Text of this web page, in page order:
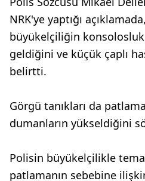
NRK'ye yaptığı
büyükelçiliğin
geldiğini ve küçük çaplı
belirtti.
Görgü tanıkları da
dumanların yükseldiğini
Polisin büyükelçilikle
patlamanın sebebine